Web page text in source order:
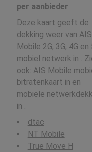
per aanbieder
Deze kaart geeft de
dekking weer van AIS
Mobile 2G, 3G, 4G en
mobiel netwerk in .
ook: AIS Mobile
bitratenkaart in en
mobiele
in .
dtac
NT Mobile
True Move H